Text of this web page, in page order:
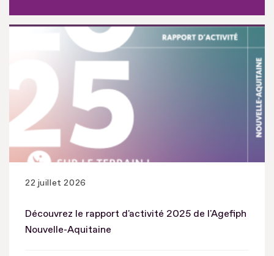
22 juillet 2026
Découvrez le rapport d'activité 2025 de l'Agefiph
Nouvelle-Aquitaine